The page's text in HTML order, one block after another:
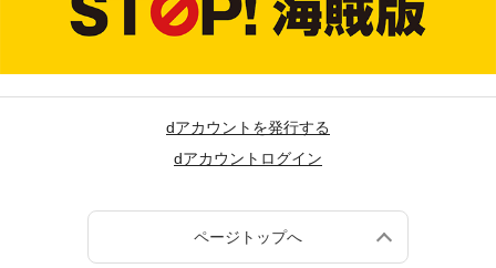
dアカウントを発行する
dアカウントログイン
ページトップへ